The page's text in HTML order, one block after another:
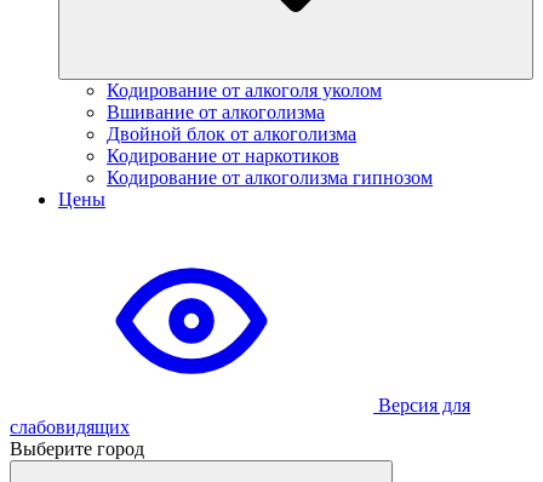
Кодирование от алкоголя уколом
Вшивание от алкоголизма
Двойной блок от алкоголизма
Кодирование от наркотиков
Кодирование от алкоголизма гипнозом
Цены
Версия для
слабовидящих
Выберите город